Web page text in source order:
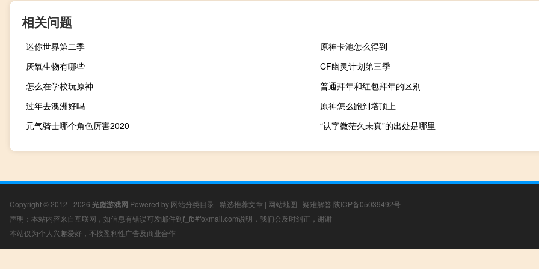
相关问题
迷你世界第二季
原神卡池怎么得到
厌氧生物有哪些
CF幽灵计划第三季
怎么在学校玩原神
普通拜年和红包拜年的区别
过年去澳洲好吗
原神怎么跑到塔顶上
元气骑士哪个角色厉害2020
“认字微茫久未真”的出处是哪里
Copyright © 2012 - 2026 光彪游戏网 Powered by 网站分类目录 | 精选推荐文章 | 网站地图 | 疑难解答 陕ICP备05039492号
声明：本站内容来自互联网，如信息有错误可发邮件到f_fb#foxmail.com说明，我们会及时纠正，谢谢
本站仅为个人兴趣爱好，不接盈利性广告及商业合作